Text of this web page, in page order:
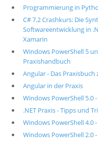
Programmierung in
C# 7.2 Crashkurs: Die
Softwareentwicklung in
Xamarin
Windows PowerShell 5
Praxishandbuch
Angular - Das
Angular in der Praxis
Windows PowerShell 5.0
.NET Praxis - Tipps und
Windows PowerShell 4.0
Windows PowerShell 2.0